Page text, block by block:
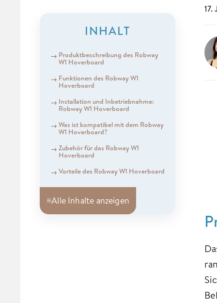
INHALT
Produktbeschreibung des Robway
W1 Hoverboard
Funktionen des Robway W1
Hoverboard
Installation und Inbetriebnahme:
Robway W1 Hoverboard
Was ist kompatibel mit dem Robway
W1 Hoverboard?
Zubehör für das Robway W1
Hoverboard
Vorteile des Robway W1 Hoverboard
≡Alle Inhalte anzeigen
17.